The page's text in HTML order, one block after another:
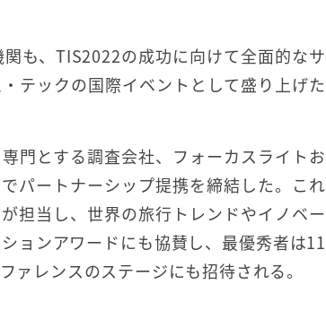
も、TIS2022の成功に向けて全面的なサ
テックの国際イベントとして盛り上げた
門とする調査会社、フォーカスライトお
パートナーシップ提携を締結した。これ
担当し、世界の旅行トレンドやイノベー
ョンアワードにも協賛し、最優秀者は11
レンスのステージにも招待される。